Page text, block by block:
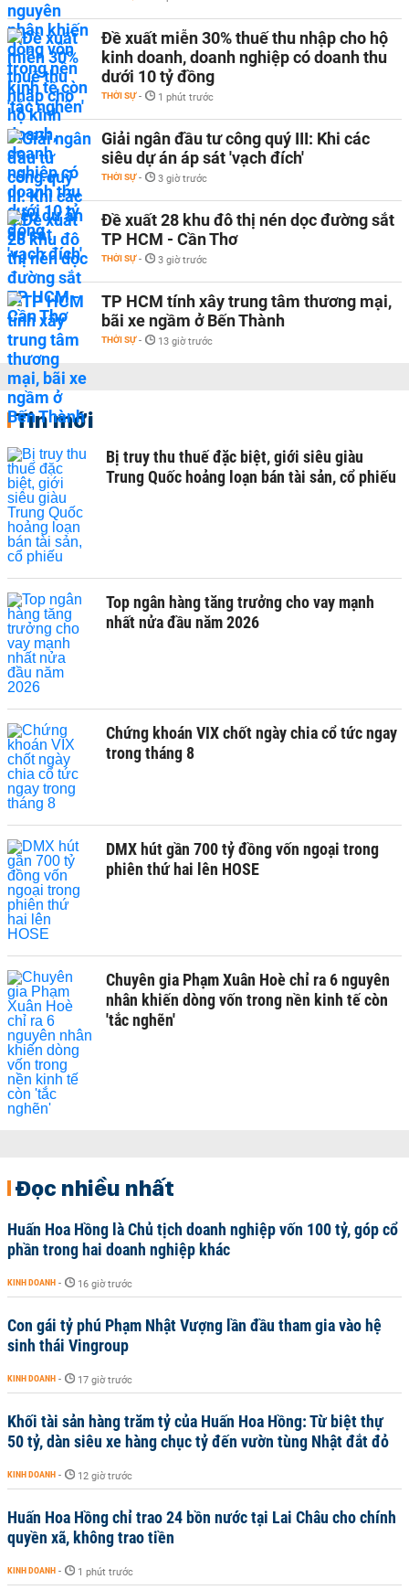
Đề xuất miễn 30% thuế thu nhập cho hộ
kinh doanh, doanh nghiệp có doanh thu
dưới 10 tỷ đồng
THỜI SỰ - 1 phút trước
Giải ngân đầu tư công quý III: Khi các
siêu dự án áp sát 'vạch đích'
THỜI SỰ - 3 giờ trước
Đề xuất 28 khu đô thị nén dọc đường sắt
TP HCM - Cần Thơ
THỜI SỰ - 3 giờ trước
TP HCM tính xây trung tâm thương mại,
bãi xe ngầm ở Bến Thành
THỜI SỰ - 13 giờ trước
Tin mới
Bị truy thu thuế đặc biệt, giới siêu giàu
Trung Quốc hoảng loạn bán tài sản, cổ phiếu
Top ngân hàng tăng trưởng cho vay mạnh
nhất nửa đầu năm 2026
Chứng khoán VIX chốt ngày chia cổ tức ngay
trong tháng 8
DMX hút gần 700 tỷ đồng vốn ngoại trong
phiên thứ hai lên HOSE
Chuyên gia Phạm Xuân Hoè chỉ ra 6 nguyên
nhân khiến dòng vốn trong nền kinh tế còn
'tắc nghẽn'
Đọc nhiều nhất
Huấn Hoa Hồng là Chủ tịch doanh nghiệp vốn 100 tỷ, góp cổ
phần trong hai doanh nghiệp khác
KINH DOANH - 16 giờ trước
Con gái tỷ phú Phạm Nhật Vượng lần đầu tham gia vào hệ
sinh thái Vingroup
KINH DOANH - 17 giờ trước
Khối tài sản hàng trăm tỷ của Huấn Hoa Hồng: Từ biệt thự
50 tỷ, dàn siêu xe hàng chục tỷ đến vườn tùng Nhật đắt đỏ
KINH DOANH - 12 giờ trước
Huấn Hoa Hồng chỉ trao 24 bồn nước tại Lai Châu cho chính
quyền xã, không trao tiền
KINH DOANH - 1 phút trước